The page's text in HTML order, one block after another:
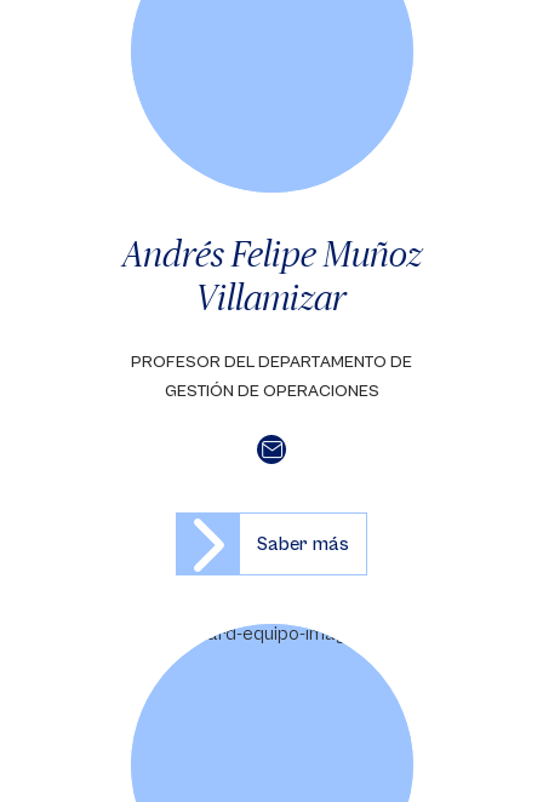
Andrés Felipe Muñoz
Villamizar
PROFESOR DEL DEPARTAMENTO DE
GESTIÓN DE OPERACIONES
Saber más